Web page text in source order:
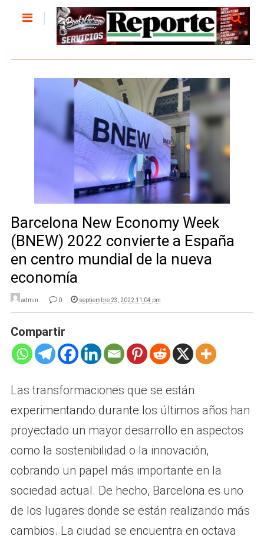
Barcelona New Economy Week
(BNEW) 2022 convierte a España
en centro mundial de la nueva
economía
admin 0 septiembre 23, 2022 11:04 pm
Compartir
Las transformaciones que se están
experimentando durante los últimos años han
proyectado un mayor desarrollo en aspectos
como la sostenibilidad o la innovación,
cobrando un papel más importante en la
sociedad actual. De hecho, Barcelona es uno
de los lugares donde se están realizando más
cambios. La ciudad se encuentra en octava